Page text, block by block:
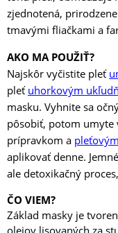
zjednotená,
tmavými fliačkami a
AKO MA POUŽIŤ?
Najskôr vyčistite pleť
pleť uhorkovým
masku. Vyhnite sa
pôsobiť, potom umyte
prípravkom a
aplikovať denne.
ale detoxikačný
ČO VIEM?
Základ masky je
olejov lisovaných za